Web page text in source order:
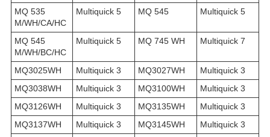
MQ 535
M/WH/CA/HC
Multiquick 5 MQ 545 Multiquick 5
MQ 545
M/WH/BC/HC
Multiquick 5 MQ 745 WH Multiquick 7
MQ3025WH Multiquick 3 MQ3027WH
Multiquick 3
MQ3038WH
Multiquick 3 MQ3100WH
Multiquick 3
MQ3126WH
Multiquick 3 MQ3135WH
Multiquick 3
MQ3137WH
Multiquick 3 MQ3145WH
Multiquick 3